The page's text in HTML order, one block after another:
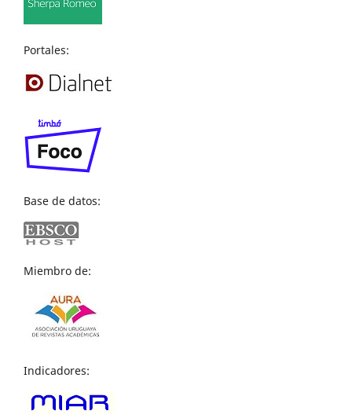
Portales:
Base de datos:
Miembro de:
Indicadores: